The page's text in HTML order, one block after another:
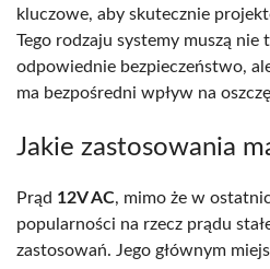
kluczowe, aby skutecznie
Tego rodzaju systemy muszą nie
odpowiednie bezpieczeństwo,
ma bezpośredni wpływ na
Jakie zastosowania
Prąd 12V AC, mimo że w
popularności na rzecz prądu
zastosowań. Jego głównym